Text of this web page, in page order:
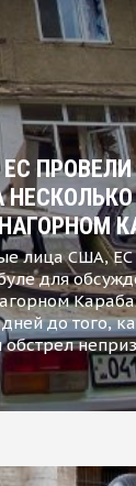
лица США, ЕС
для
до того,